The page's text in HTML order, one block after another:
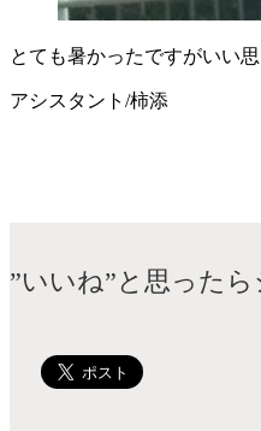
とても暑かったですがいい
アシスタント/柿添
”いいね”と思った